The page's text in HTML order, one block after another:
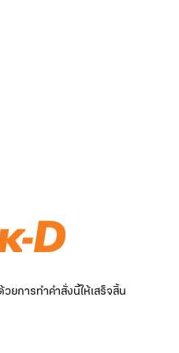
ยการทำคำสั่งนี้ให้เสร็จสิ้น